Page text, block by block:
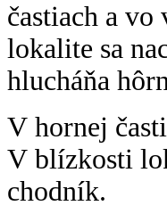
častiach a
lokalite sa
hlucháňa
V hornej
V blízkosti
chodník.